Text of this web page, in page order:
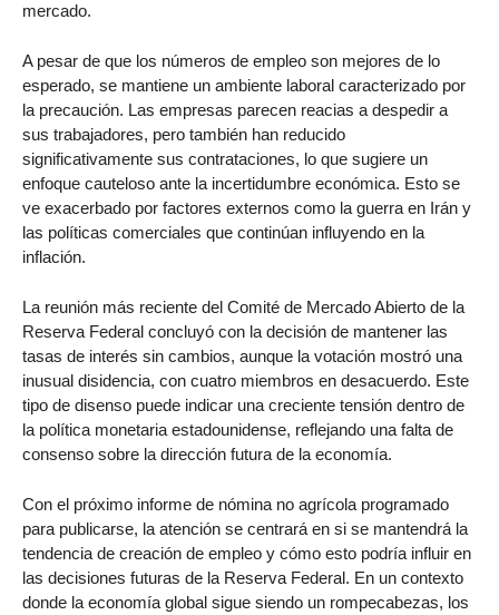
mercado.
A pesar de que los números de empleo son mejores de lo
esperado, se mantiene un ambiente laboral caracterizado por
la precaución. Las empresas parecen reacias a despedir a
sus trabajadores, pero también han reducido
significativamente sus contrataciones, lo que sugiere un
enfoque cauteloso ante la incertidumbre económica. Esto se
ve exacerbado por factores externos como la guerra en Irán y
las políticas comerciales que continúan influyendo en la
inflación.
La reunión más reciente del Comité de Mercado Abierto de la
Reserva Federal concluyó con la decisión de mantener las
tasas de interés sin cambios, aunque la votación mostró una
inusual disidencia, con cuatro miembros en desacuerdo. Este
tipo de disenso puede indicar una creciente tensión dentro de
la política monetaria estadounidense, reflejando una falta de
consenso sobre la dirección futura de la economía.
Con el próximo informe de nómina no agrícola programado
para publicarse, la atención se centrará en si se mantendrá la
tendencia de creación de empleo y cómo esto podría influir en
las decisiones futuras de la Reserva Federal. En un contexto
donde la economía global sigue siendo un rompecabezas, los